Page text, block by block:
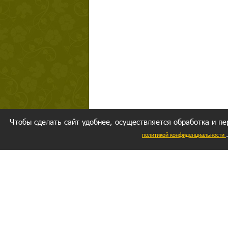
Чтобы сделать сайт удобнее, осуществляется обработка и
политикой конфиденциальности